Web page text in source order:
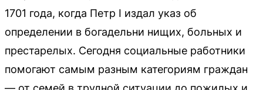
1701 года, когда Петр I издал указ об
определении в богадельни нищих, больных и
престарелых. Сегодня социальные работники
помогают самым разным категориям граждан